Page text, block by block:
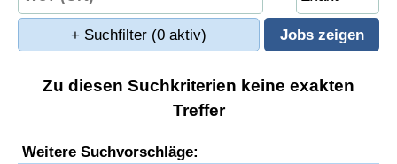
+ Suchfilter (0 aktiv)
Zu diesen Suchkriterien keine exakten
Treffer
Weitere Suchvorschläge: